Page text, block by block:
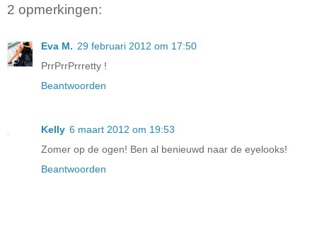
2 opmerkingen:
Eva M. 29 februari 2012 om 17:50
PrrPrrPrrretty !
Beantwoorden
Kelly 6 maart 2012 om 19:53
Zomer op de ogen! Ben al benieuwd naar de eyelooks!
Beantwoorden